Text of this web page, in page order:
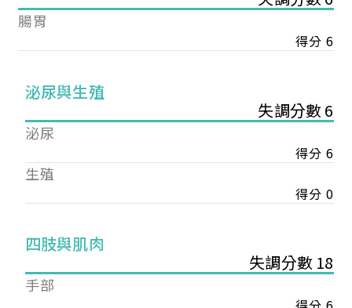
腸胃
得分 6
泌尿與生殖
失調分數 6
泌尿
得分 6
生殖
得分 0
四肢與肌肉
失調分數 18
手部
您已成功送出會員申請
您好，您的會員申請，已成功送出，經本協會理事
會審核通過後即通知您進行繳費，繳費資訊如下